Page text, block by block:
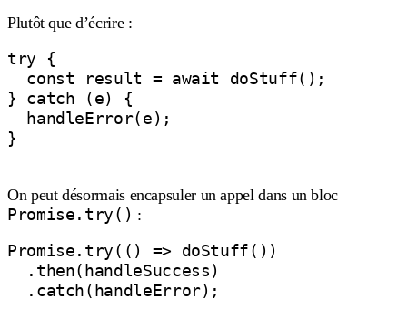
Plutôt que d’écrire :
try {
} catch (e) {
}
On peut désormais encapsuler un appel dans un bloc
Promise.try() :
Promise.try(() => doStuff())